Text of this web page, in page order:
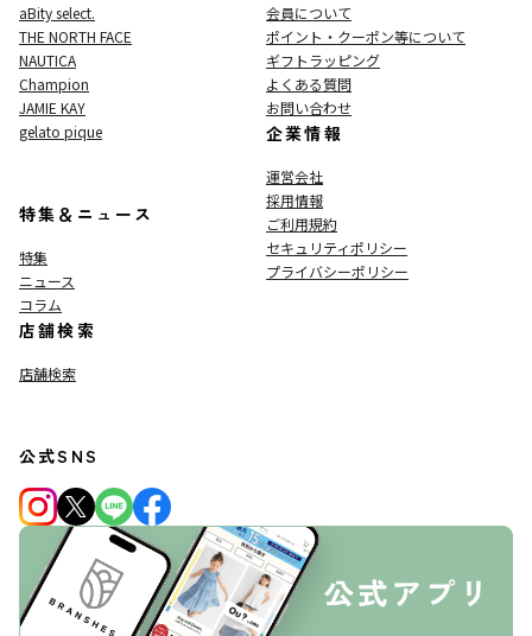
aBity select.
THE NORTH FACE
NAUTICA
Champion
JAMIE KAY
gelato pique
特集＆ニュース
特集
ニュース
コラム
店舗検索
店舗検索
会員について
ポイント・クーポン等について
ギフトラッピング
よくある質問
お問い合わせ
企業情報
運営会社
採用情報
ご利用規約
セキュリティポリシー
プライバシーポリシー
公式SNS